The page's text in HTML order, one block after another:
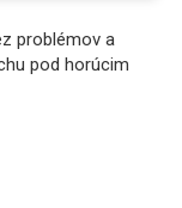
problémov a
pod horúcim